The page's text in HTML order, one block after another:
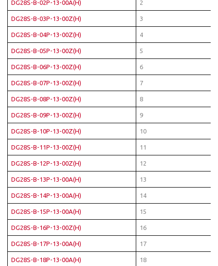
DG28S-B-02P-13-00A(H) 2
DG28S-B-03P-13-00Z(H) 3
DG28S-B-04P-13-00Z(H) 4
DG28S-B-05P-13-00Z(H) 5
DG28S-B-06P-13-00Z(H) 6
DG28S-B-07P-13-00Z(H) 7
DG28S-B-08P-13-00Z(H) 8
DG28S-B-09P-13-00Z(H) 9
DG28S-B-10P-13-00Z(H) 10
DG28S-B-11P-13-00Z(H) 11
DG28S-B-12P-13-00Z(H) 12
DG28S-B-13P-13-00A(H) 13
DG28S-B-14P-13-00A(H) 14
DG28S-B-15P-13-00A(H) 15
DG28S-B-16P-13-00Z(H) 16
DG28S-B-17P-13-00A(H) 17
DG28S-B-18P-13-00A(H) 18